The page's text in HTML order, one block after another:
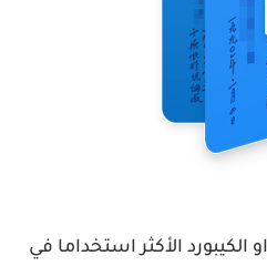
الكيبورد الأكثر استخداما في